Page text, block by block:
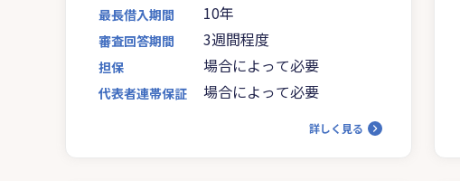
最長借入期間 10年
審査回答期間 3週間程度
担保 場合によって必要
代表者連帯保証 場合によって必要
詳しく見る